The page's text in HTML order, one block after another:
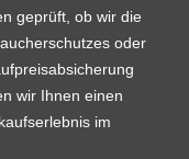
geprüft, ob wir die
oder
wir Ihnen einen
im